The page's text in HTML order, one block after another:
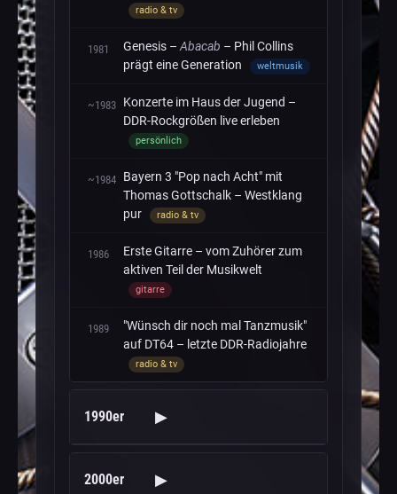
radio & tv
1981 Genesis –Abacab – Phil Collins
prägt eine Generation
weltmusik
~1983 Konzerte im Haus der Jugend –
DDR-Rockgrößen live erleben
persönlich
~1984 Bayern 3 "Pop nach Acht" mit
Thomas Gottschalk – Westklang
pur
radio & tv
1986
Erste Gitarre – vom Zuhörer zum
aktiven Teil der Musikwelt
gitarre
1989
"Wünsch dir noch mal Tanzmusik"
auf DT64 – letzte DDR-Radiojahre
radio & tv
1990er ▶
2000er ▶